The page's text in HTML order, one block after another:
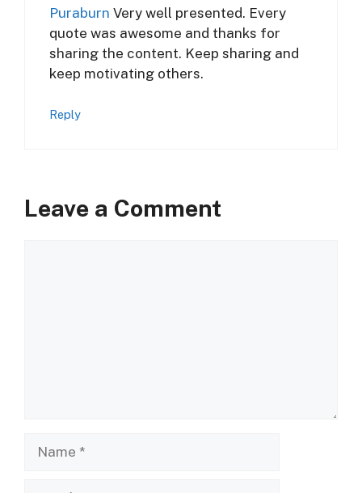
Puraburn Very well presented. Every
quote was awesome and thanks for
sharing the content. Keep sharing and
keep motivating others.
Reply
Leave a Comment